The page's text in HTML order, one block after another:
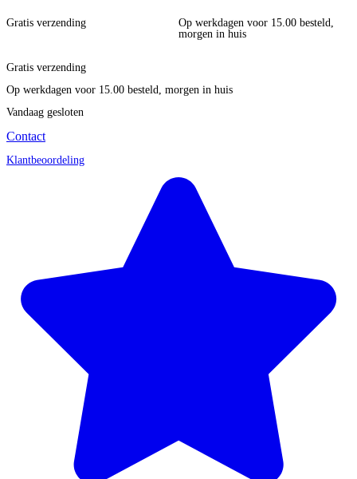
Gratis verzending
Op werkdagen voor 15.00 besteld,
morgen in huis
Gratis verzending
Op werkdagen voor 15.00 besteld, morgen in huis
Vandaag gesloten
Contact
Klantbeoordeling